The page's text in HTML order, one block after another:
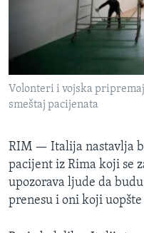
INTERVJU
Volonteri i vojska
smeštaj pacijenata
RIM — Italija nastavlja
pacijent iz Rima koji se
upozorava ljude da
prenesu i oni koji